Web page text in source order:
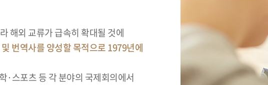
해외 교류가 급속히 확대될 것에
번역사를 양성할 목적으로 1979년에
·스포츠 등 각 분야의 국제회의에서